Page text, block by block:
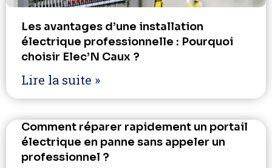
Les avantages d’une installation
électrique professionnelle : Pourquoi
choisir Elec’N Caux ?
Lire la suite »
Comment réparer rapidement un portail
électrique en panne sans appeler un
professionnel ?